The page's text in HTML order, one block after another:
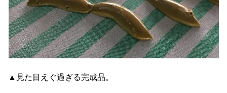
▲見た目えぐ過ぎる完成品。